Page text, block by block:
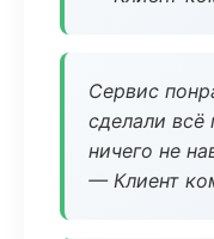
Сервис
сделали всё
ничего не
— Клиент